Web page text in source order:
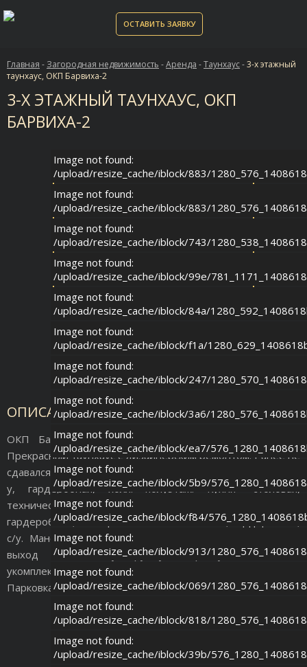
ОСТАВИТЬ ЗАЯВКУ
Главная - Загородная недвижимость -Аренда -Таунхаус-3-х этажный
таунхаус, ОКП Барвиха-2
3-Х ЭТАЖНЫЙ ТАУНХАУС, ОКП
БАРВИХА-2
Image not found:
/upload/resize_cache/iblock/883/
Image not found:
/upload/resize_cache/iblock/883/
Image not found:
/upload/resize_cache/iblock/743/
Image not found:
/upload/resize_cache/iblock/99e/
Image not found:
/upload/resize_cache/iblock/84a/
Image not found:
/upload/resize_cache/iblock/f1a/
Image not found:
/upload/resize_cache/iblock/247/
Image not found:
/upload/resize_cache/iblock/3a6/
Image not found:
/upload/resize_cache/iblock/ea7/
Image not found:
/upload/resize_cache/iblock/5b9/
Image not found:
/upload/resize_cache/iblock/f84/
Image not found:
/upload/resize_cache/iblock/913/
Image not found:
/upload/resize_cache/iblock/069/
Image not found:
/upload/resize_cache/iblock/818/
Image not found:
/upload/resize_cache/iblock/39b/
ОПИСАНИЕ ОБЪЕКТА
ОКП Барвиха-2. Огороженный и охраняемы поселок!
Прекрасный таунхаус с дизайнерским ремонтом! Ранее не
сдавался! 1 эт: Гостиная с выходом на участок, гостевой с/
у, гардеробная, холл. полуэтаж: Кухня -столовая,
техническое помещение. 2 эт: Основная спальня с с/у и
гардеробной, постирочная. 3 эт: 2 спальни, гардеробная,
с/у. Мансарда: помещение свободного назначения, с/у,
выход на эксплуатируемую крышу. Полностью
укомплектован всей необходимой мебелью и техникой.
Парковка на 2 м/м перед домом. Оперативный показ!
id ZR11631